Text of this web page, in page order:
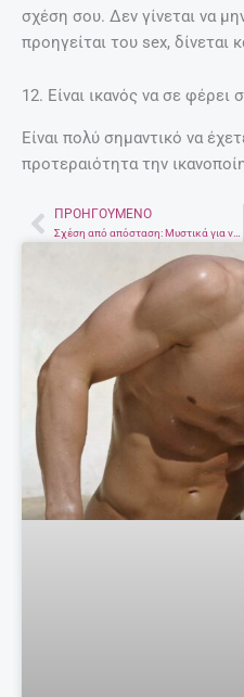
σχέση σου. Δεν γίνεται να
προηγείται του sex, δίνεται
12. Είναι ικανός να σε φέρει
Είναι πολύ σημαντικό να
προτεραιότητα την
PrevΠΡΟΗΓΟΎΜΕΝΟ